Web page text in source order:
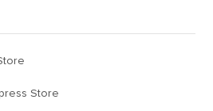
Store